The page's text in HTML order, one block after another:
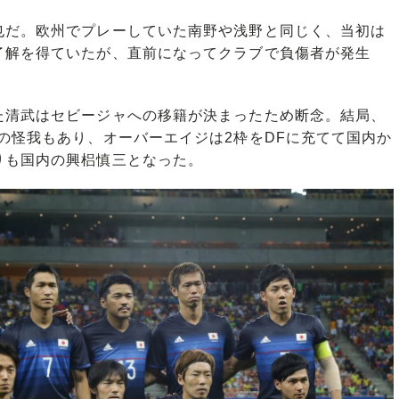
。欧州でプレーしていた南野や浅野と同じく、当初は
を得ていたが、直前になってクラブで負傷者が発生
はセビージャへの移籍が決まったため断念。結局、
怪我もあり、オーバーエイジは2枠をDFに充てて国内か
国内の興梠慎三となった。